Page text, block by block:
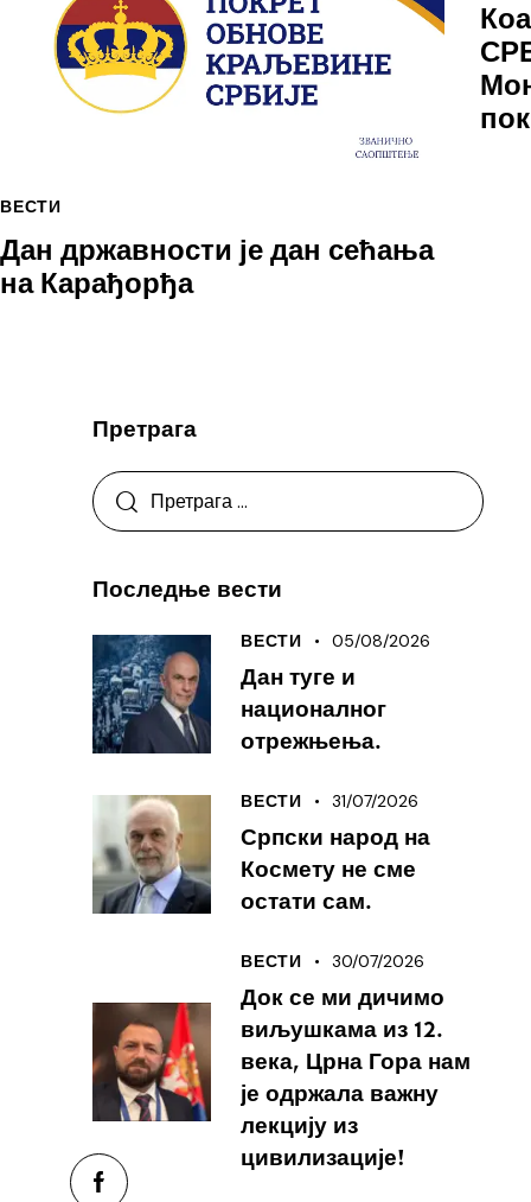
ВЕСТИ
Дан државности је дан сећања
на Карађорђа
Претрага
Последње вести
ВЕСТИ 05/08/2026
Дан туге и
националног
отрежњења.
ВЕСТИ 31/07/2026
Српски народ на
Космету не сме
остати сам.
ВЕСТИ 30/07/2026
Док се ми дичимо
виљушкама из 12.
века, Црна Гора нам
је одржала важну
лекцију из
цивилизације!